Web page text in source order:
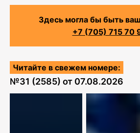
Здесь могла бы быть
+7 (705) 715 70
Читайте в свежем номере:
№31 (2585) от 07.08.2026